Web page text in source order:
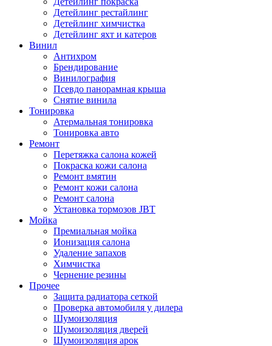
Детейлинг рестайлинг
Детейлинг химчистка
Детейлинг яхт и катеров
Винил
Антихром
Брендирование
Винилография
Псевдо панорамная крыша
Снятие винила
Тонировка
Атермальная тонировка
Тонировка авто
Ремонт
Перетяжка салона кожей
Покраска кожи салона
Ремонт вмятин
Ремонт кожи салона
Ремонт салона
Установка тормозов JBT
Мойка
Премиальная мойка
Ионизация салона
Удаление запахов
Химчистка
Чернение резины
Прочее
Защита радиатора сеткой
Проверка автомобиля у дилера
Шумоизоляция
Шумоизоляция дверей
Шумоизоляция арок